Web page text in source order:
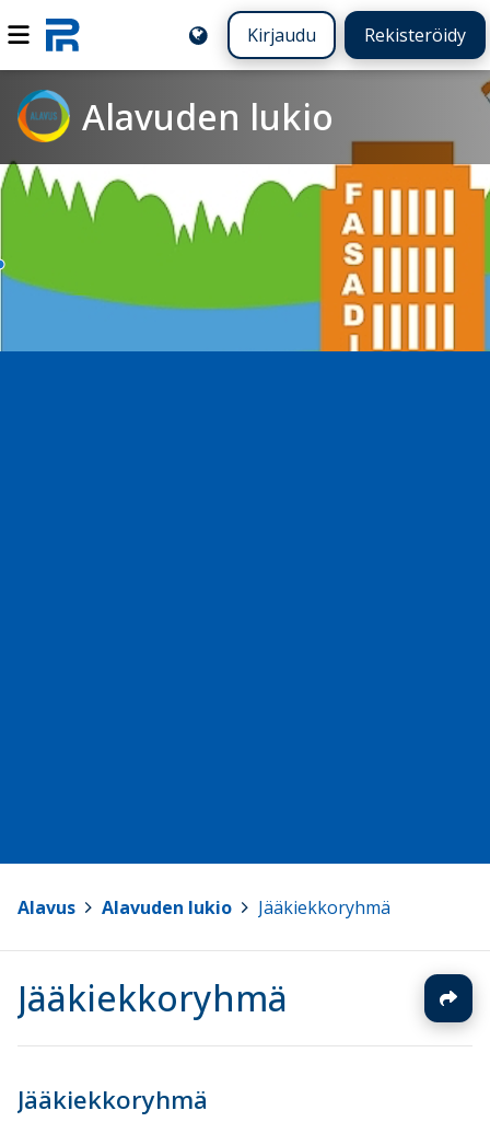
Kirjaudu Rekisteröidy
Alavuden lukio
Alavus Alavuden lukio Jääkiekkoryhmä
Jääkiekkoryhmä
Jääkiekkoryhmä